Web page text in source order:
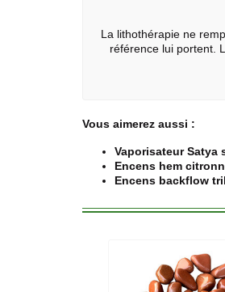
La lithothérapie ne
référence lui portent.
Vous aimerez aussi :
Vaporisateur Satya
Encens hem
Encens backflow